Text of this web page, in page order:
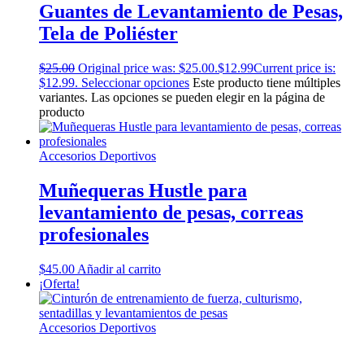
Guantes de Levantamiento de Pesas,
Tela de Poliéster
$25.00 Original price was: $25.00.$12.99Current price is:
$12.99. Seleccionar opciones Este producto tiene múltiples
variantes. Las opciones se pueden elegir en la página de
producto
Accesorios Deportivos
Muñequeras Hustle para
levantamiento de pesas, correas
profesionales
$45.00 Añadir al carrito
¡Oferta!
Accesorios Deportivos